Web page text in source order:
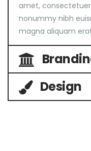
amet,
nonummy nibh
magna aliquam
Design